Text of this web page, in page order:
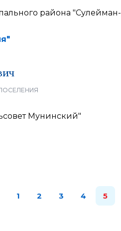
района "Сулейман-
Мунинский"
1 2 3 4 5